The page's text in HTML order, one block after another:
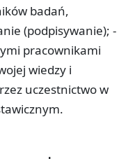
badań,
(podpisywanie); -
pracownikami
wiedzy i
uczestnictwo w